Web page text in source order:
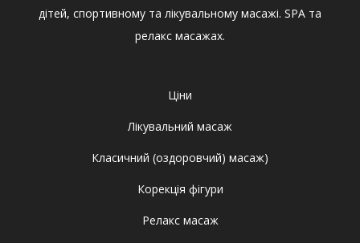
дітей, спортивному та лікувальному масажі. SPA та
релакс масажах.
Ціни
Лікувальний масаж
Класичний (оздоровчий) масаж)
Корекція фігури
Релакс масаж